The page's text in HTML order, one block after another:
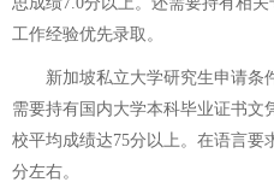
工作经验优先录取。
新加坡私立大学研究生申请条件
需要持有国内大学本科毕业证书文
校平均成绩达75分以上。在语言要
分左右。